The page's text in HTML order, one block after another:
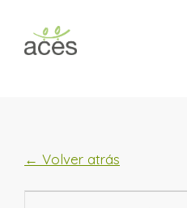
contenido
← Volver atrás